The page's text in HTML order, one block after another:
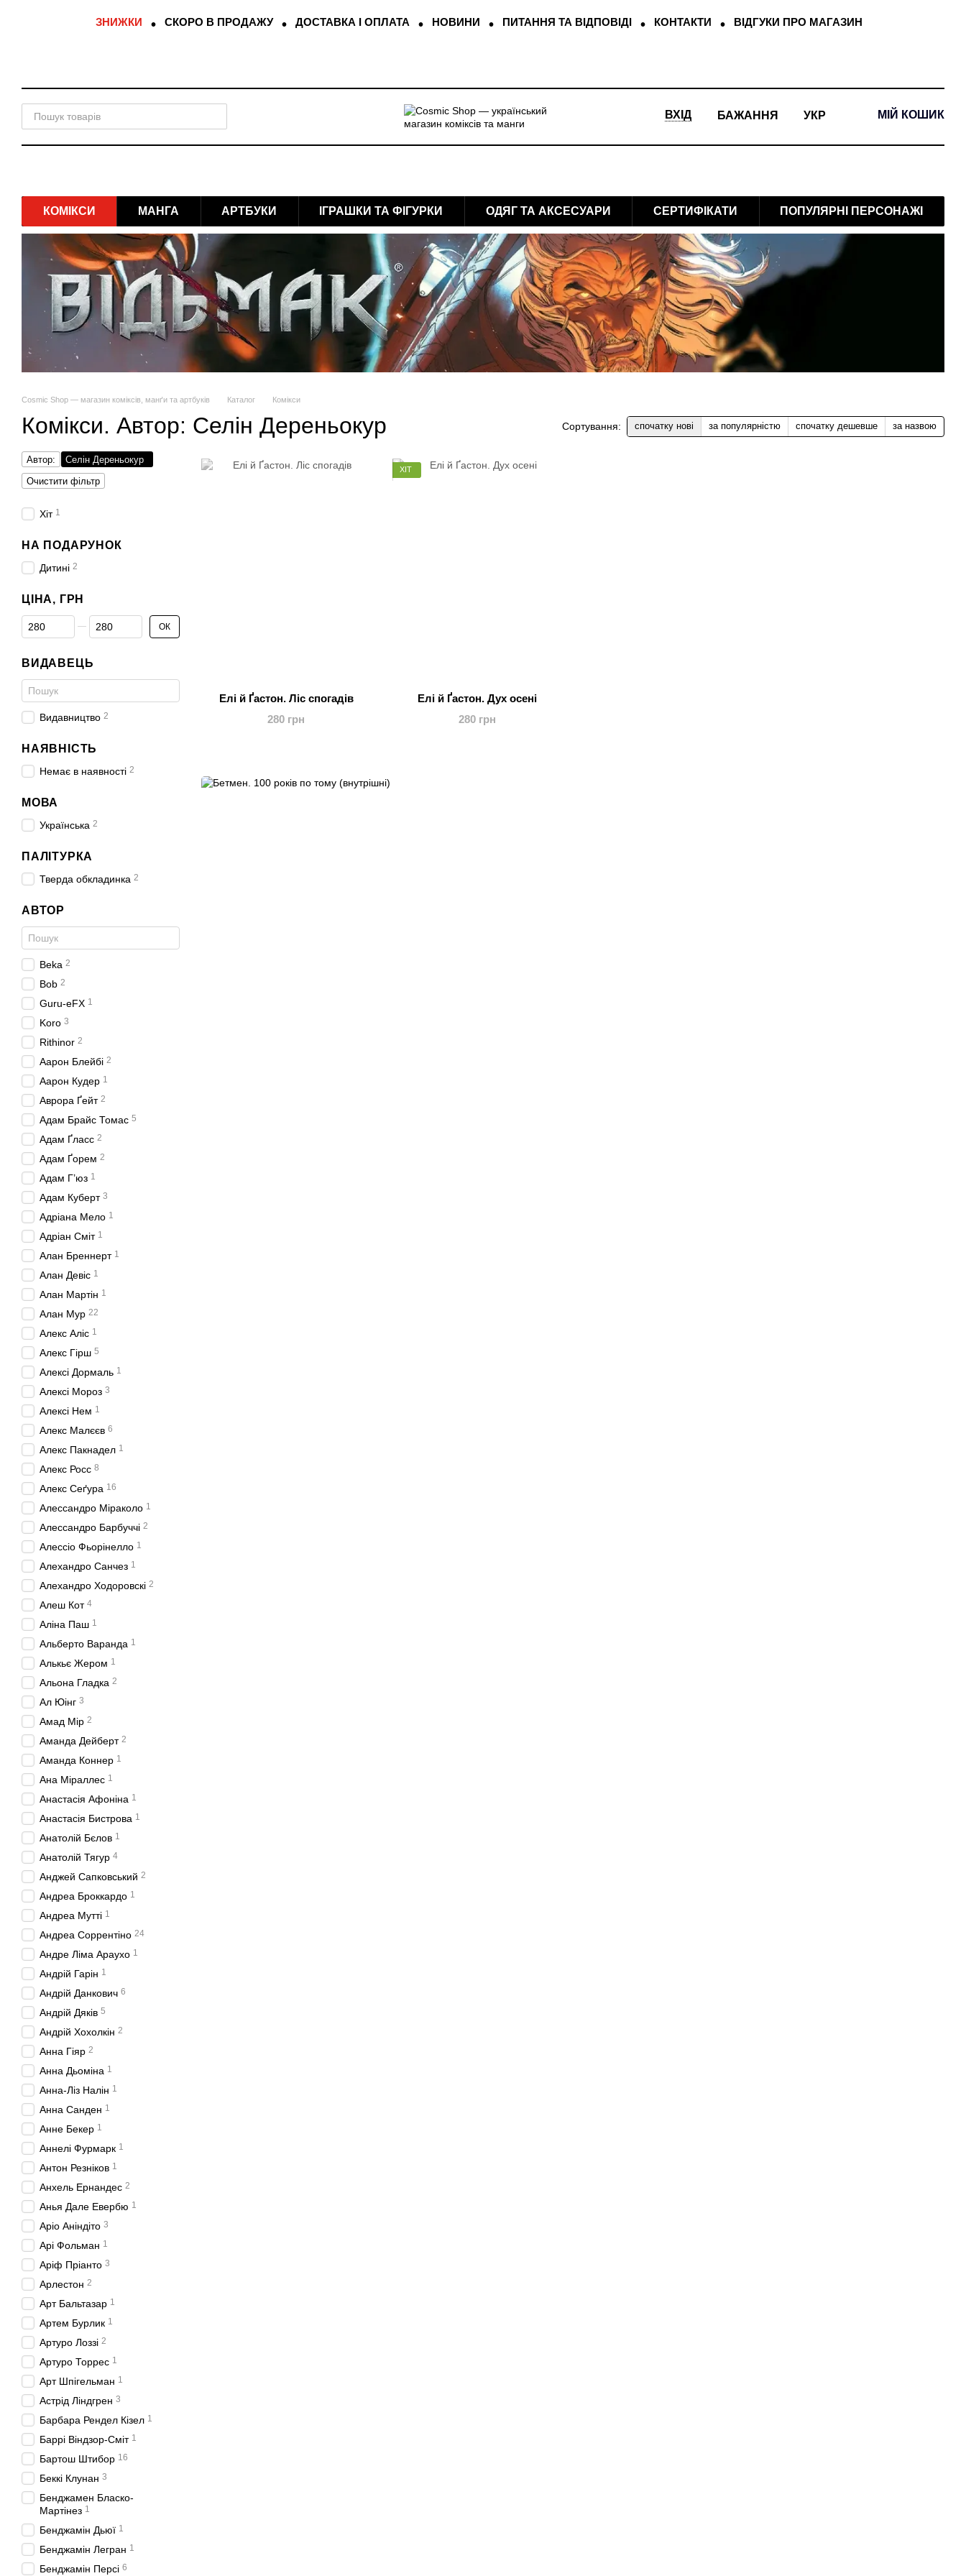
ЗНИЖКИ СКОРО В ПРОДАЖУ ДОСТАВКА І ОПЛАТА НОВИНИ ПИТАННЯ ТА ВІДПОВІДІ КОНТАКТИ ВІДГУКИ ПРО МАГАЗИН
ВХІД БАЖАННЯ УКР МІЙ КОШИК
КОМІКСИ МАНГА АРТБУКИ ІГРАШКИ ТА ФІГУРКИ ОДЯГ ТА АКСЕСУАРИ СЕРТИФІКАТИ ПОПУЛЯРНІ ПЕРСОНАЖІ
Cosmic Shop — магазин коміксів, манґи та артбуків Каталог Комікси
Комікси. Автор: Селін Дереньокур Сортування: спочатку нові за популярністю спочатку дешевше за назвою
Елі й Ґастон. Ліс спогадів
280 грн
ХІТ
Елі й Ґастон. Дух осені
280 грн
Автор:
Селін Дереньокур
Очистити фільтр
Хіт 1
НА ПОДАРУНОК
Дитині 2
ЦІНА, ГРН
Від Ціна, грн
До Ціна, грн ОК
ВИДАВЕЦЬ
Видавництво 2
НАЯВНІСТЬ
Немає в наявності 2
МОВА
Українська 2
ПАЛІТУРКА
Тверда обкладинка 2
АВТОР
Beka 2
Bob 2
Guru-eFX 1
Koro 3
Rithinor 2
Аарон Блейбі 2
Аарон Кудер 1
Аврора Ґейт 2
Адам Брайс Томас 5
Адам Ґласс 2
Адам Ґорем 2
Адам Г’юз 1
Адам Куберт 3
Адріана Мело 1
Адріан Сміт 1
Алан Бреннерт 1
Алан Девіс 1
Алан Мартін 1
Алан Мур 22
Алекс Аліс 1
Алекс Гірш 5
Алексі Дормаль 1
Алексі Мороз 3
Алексі Нем 1
Алекс Малєєв 6
Алекс Пакнадел 1
Алекс Росс 8
Алекс Сеґура 16
Алессандро Miрaкoлo 1
Алессандро Барбуччі 2
Алессіо Фьорінелло 1
Алехандро Санчез 1
Алехандро Ходоровскі 2
Алеш Кот 4
Аліна Паш 1
Альберто Варанда 1
Алькьє Жером 1
Альона Гладка 2
Ал Юінг 3
Амад Мір 2
Аманда Дейберт 2
Аманда Коннер 1
Ана Міраллес 1
Анастасія Афоніна 1
Анастасія Бистрова 1
Анатолій Бєлов 1
Анатолій Тягур 4
Анджей Сапковський 2
Андреа Броккардо 1
Андреа Мутті 1
Андреа Соррентіно 24
Андре Ліма Араухо 1
Андрій Гарін 1
Андрій Данкович 6
Андрій Дяків 5
Андрій Хохолкін 2
Анна Гіяр 2
Анна Дьоміна 1
Анна-Ліз Налін 1
Анна Санден 1
Анне Бекер 1
Аннелі Фурмарк 1
Антон Резніков 1
Анхель Ернандес 2
Анья Дале Евербю 1
Аріо Аніндіто 3
Арі Фольман 1
Аріф Пріанто 3
Арлестон 2
Арт Бальтазар 1
Артем Бурлик 1
Артуро Лоззі 2
Артуро Торрес 1
Арт Шпігельман 1
Астрід Ліндгрен 3
Барбара Рендел Кізел 1
Баррі Віндзор-Сміт 1
Бартош Штибор 16
Беккі Клунан 3
Бенджамен Бласко-
Мартінез 1
Бенджамін Дьюї 1
Бенджамін Легран 1
Бенджамін Персі 6